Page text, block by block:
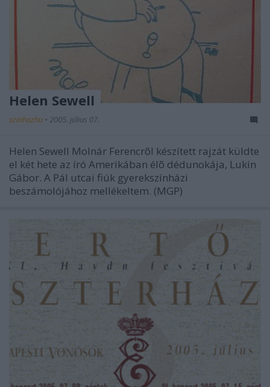
Helen Sewell
szinhazhu • 2005. július 07.
Helen Sewell Molnár Ferencrõl készített rajzát küldte
el két hete az író Amerikában élõ dédunokája, Lukin
Gábor. A Pál utcai fiúk gyerekszínházi
beszámolójához mellékeltem. (MGP)